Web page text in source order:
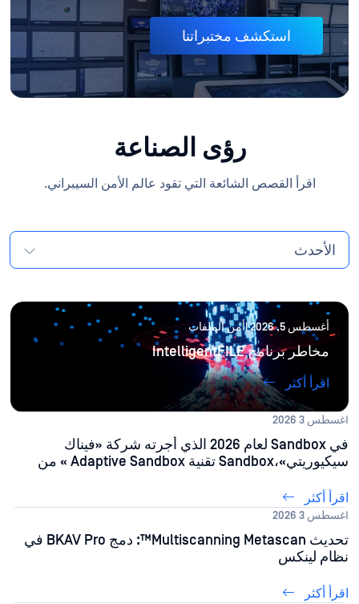
استكشف مختبراتنا
رؤى الصناعة
اقرأ القصص الشائعة التي تقود عالم الأمن السيبراني.
أغسطس 5, 2026 |أمن الملفات
مخاطر برنامج IntelligentFILE
اقرأ أكثر
أغسطس 3 2026
في Sandbox لعام 2026 الذي أجرته شركة «فيناك
سيكيوريتي»،Sandbox تقنية Adaptive Sandbox » من
الضارة التي تم إنشاؤها بواسطة الذكاء الاصطناعي
اقرأ أكثر
أغسطس 3 2026
تحديث Multiscanning Metascan™: دمج BKAV Pro في
نظام لينكس
اقرأ أكثر
الأحدث